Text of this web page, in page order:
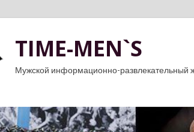
TIME-MEN`S
Мужской информационно-развлекательный